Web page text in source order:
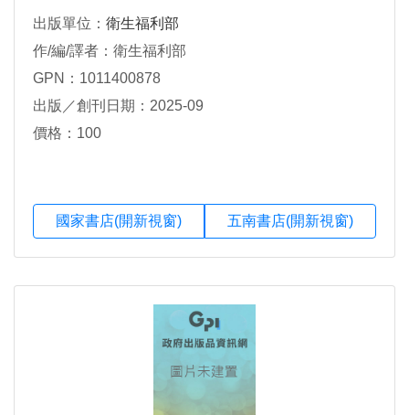
出版單位： 衛生福利部
作/編/譯者：衛生福利部
GPN：1011400878
出版／創刊日期：2025-09
價格：100
國家書店(開新視窗) 五南書店(開新視窗)